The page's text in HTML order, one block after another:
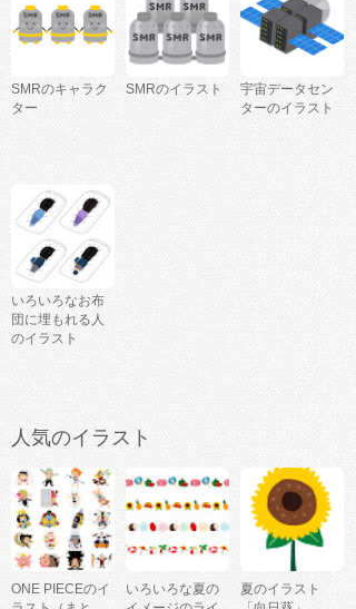
SMRのキャラク
ター
SMRのイラスト
宇宙データセン
ターのイラスト
いろいろなお布
団に埋もれる人
のイラスト
人気のイラスト
ONE PIECEのイ
いろいろな夏の
夏のイラスト